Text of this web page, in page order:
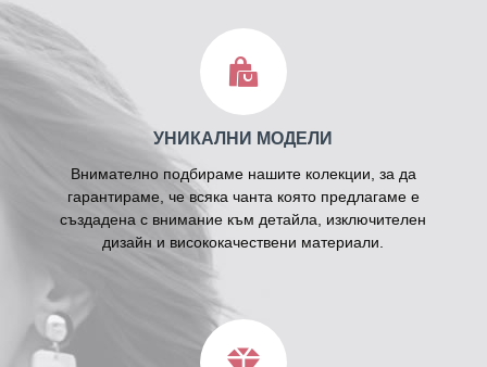
УНИКАЛНИ МОДЕЛИ
Внимателно подбираме нашите колекции, за да
гарантираме, че всяка чанта която предлагаме е
създадена с внимание към детайла, изключителен
дизайн и висококачествени материали.